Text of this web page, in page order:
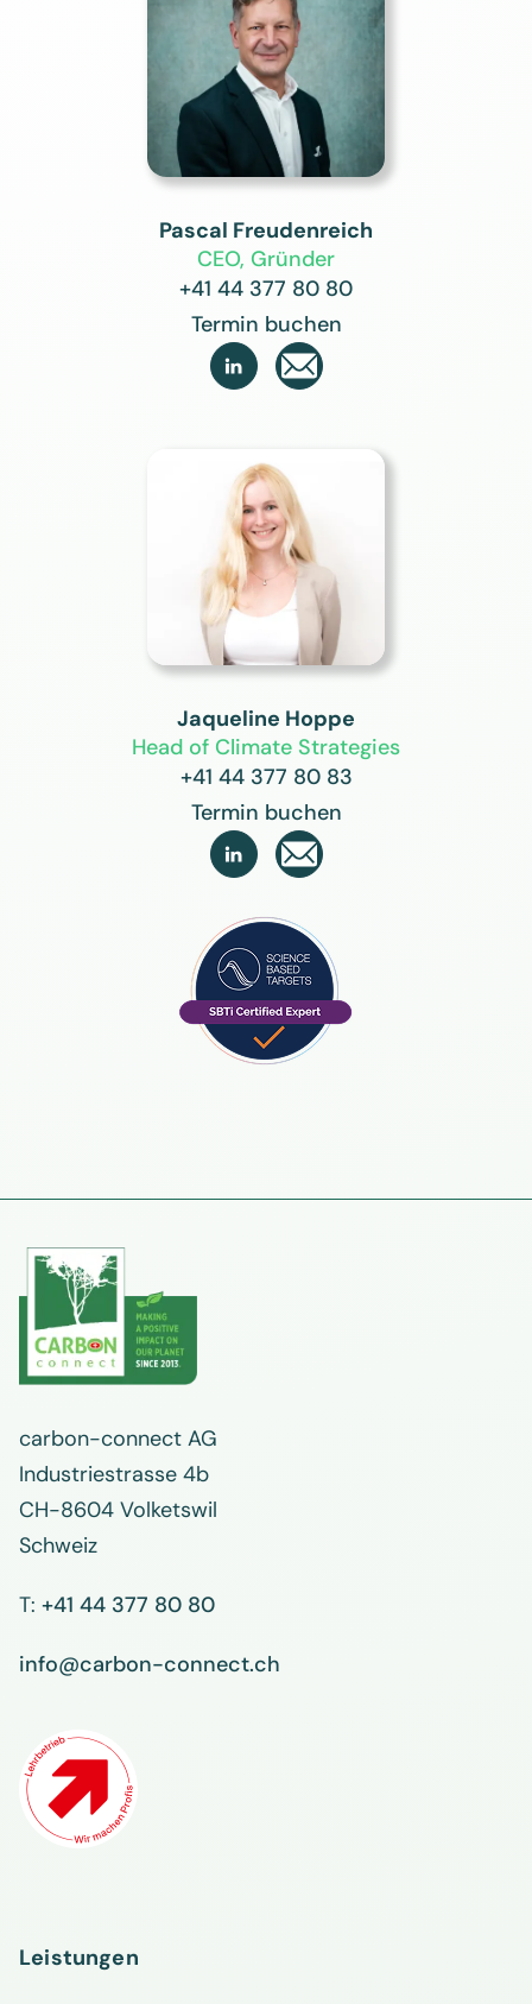
Pascal Freudenreich
CEO, Gründer
+41 44 377 80 80
Termin buchen

Jaqueline Hoppe
Head of Climate Strategies
+41 44 377 80 83
Termin buchen

carbon-connect AG
Industriestrasse 4b
CH-8604 Volketswil
Schweiz
T: +41 44 377 80 80
info@carbon-connect.ch
Leistungen